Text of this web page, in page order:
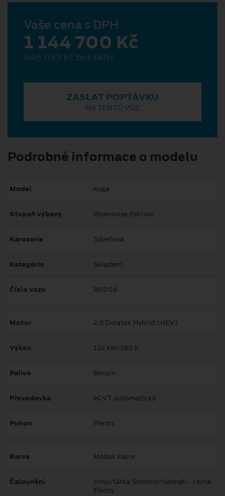
Vaše cena s DPH
1 144 700 Kč
946 033 Kč bez DPH
ZASLAT POPTÁVKU
NA TENTO VŮZ
Podrobné informace o modelu
Model Kuga
Stupeň výbavy Bluecruise Edition
Karoserie 5dveřová
Kategorie Skladem
Číslo vozu B0006
Motor 2.5 Duratec Hybrid (HEV)
Výkon 132 kW/180 k
Palivo Benzín
Převodovka eCVT automatická
Pohon Přední
Barva Modrá Vapor
Čalounění
Vinyl/látka Sensico/Hannah - cerna
Ebony